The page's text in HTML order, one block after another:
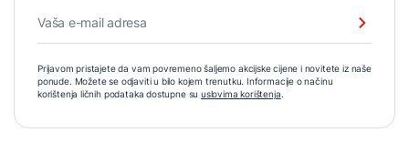
Prijavom pristajete da vam povremeno šaljemo akcijske cijene i novitete iz naše
ponude. Možete se odjaviti u bilo kojem trenutku. Informacije o načinu
korištenja ličnih podataka dostupne su uslovima korištenja.